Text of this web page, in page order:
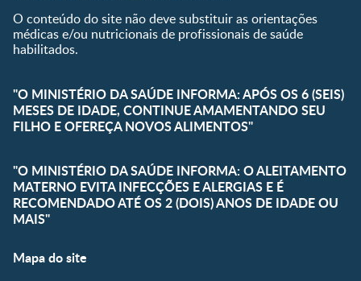
O conteúdo do site não deve substituir as orientações
médicas e/ou nutricionais de profissionais de saúde
habilitados.
"O MINISTÉRIO DA SAÚDE INFORMA: APÓS OS 6 (SEIS)
MESES DE IDADE, CONTINUE AMAMENTANDO SEU
FILHO E OFEREÇA NOVOS ALIMENTOS"
"O MINISTÉRIO DA SAÚDE INFORMA: O ALEITAMENTO
MATERNO EVITA INFECÇÕES E ALERGIAS E É
RECOMENDADO ATÉ OS 2 (DOIS) ANOS DE IDADE OU
MAIS"
Mapa do site